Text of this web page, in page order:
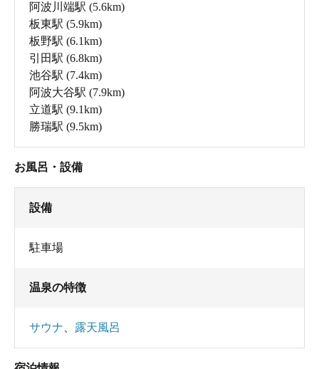
阿波川端駅 (5.6km)
板東駅 (5.9km)
板野駅 (6.1km)
引田駅 (6.8km)
池谷駅 (7.4km)
阿波大谷駅 (7.9km)
立道駅 (9.1km)
勝瑞駅 (9.5km)
お風呂・設備
設備
駐車場
温泉の特徴
サウナ 露天風呂